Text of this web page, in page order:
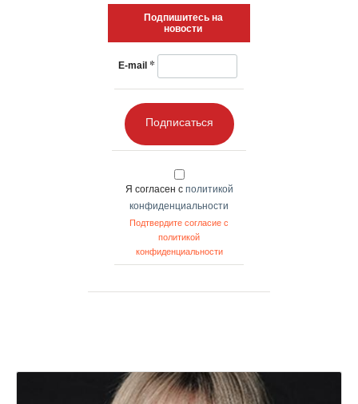
Подпишитесь на
новости
E-mail *
Подписаться
Я согласен с политикой
конфиденциальности
Подтвердите согласие с
политикой
конфиденциальности